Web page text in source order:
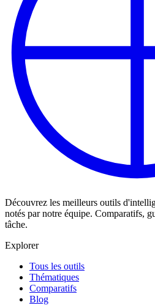
Découvrez les meilleurs outils
notés par notre équipe. Comparatifs,
tâche.
Explorer
Tous les outils
Thématiques
Comparatifs
Blog